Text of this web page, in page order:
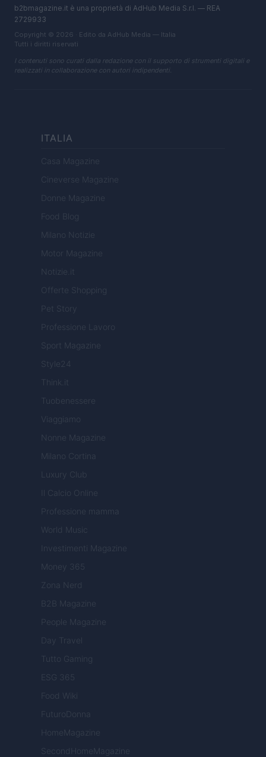
b2bmagazine.it è una proprietà di AdHub Media S.r.l. — REA
2729933
Copyright © 2026 · Edito da AdHub Media — Italia
Tutti i diritti riservati
I contenuti sono curati dalla redazione con il supporto di strumenti digitali e
realizzati in collaborazione con autori indipendenti.
ITALIA
Casa Magazine
Cineverse Magazine
Donne Magazine
Food Blog
Milano Notizie
Motor Magazine
Notizie.it
Offerte Shopping
Pet Story
Professione Lavoro
Sport Magazine
Style24
Think.it
Tuobenessere
Viaggiamo
Nonne Magazine
Milano Cortina
Luxury Club
Il Calcio Online
Professione mamma
World Music
Investimenti Magazine
Money 365
Zona Nerd
B2B Magazine
People Magazine
Day Travel
Tutto Gaming
ESG 365
Food Wiki
FuturoDonna
HomeMagazine
SecondHomeMagazine